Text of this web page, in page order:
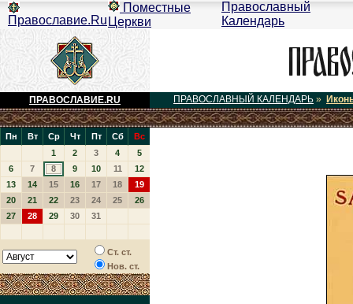
Православие.Ru
Поместные
Церкви
Православный
Календарь
ПРАВОСЛАВИЕ.RU ПРАВОСЛАВНЫЙ КАЛЕНДАРЬ »
Пн Вт Ср Чт Пт Сб
Вс
1
2 3 4
5
6
7 8 9 10 11
12
13
14 15 16 17 18
19
20
21 22 23 24 25
26
27
28 29 30 31
Ст. ст.
Нов. ст.